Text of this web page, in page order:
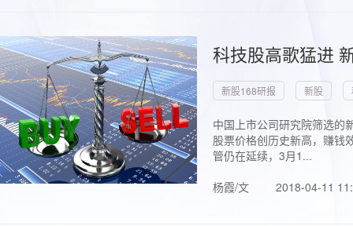
科技股高歌猛进
新股168研报 新股
中国上市公司研究院筛选的
股票价格创历史新高，赚钱
管仍在延续，3月1...
杨霞/文
2018-04-11